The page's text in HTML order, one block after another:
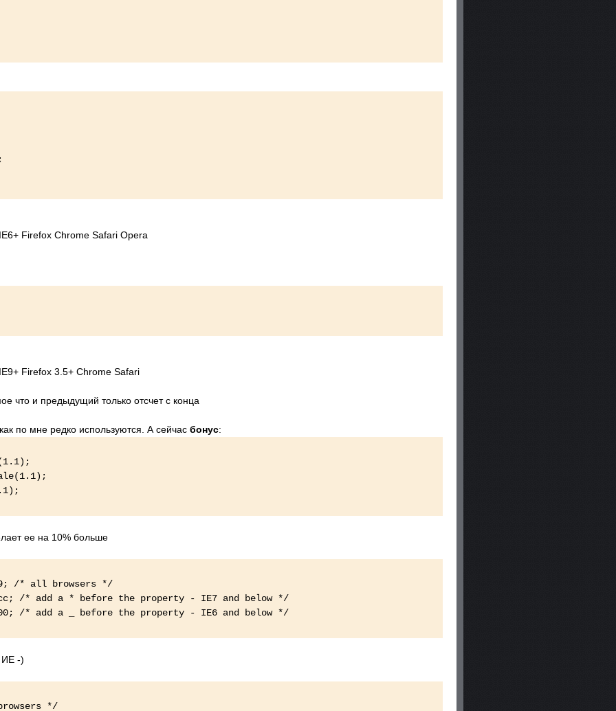
Firefox Chrome Safari Opera
Firefox 3.5+ Chrome Safari
что и предыдущий только отсчет с конца
по мне редко используются. А сейчас бонус:
ее на 10% больше
/* all browsers */
/* add a * before the property - IE7 and below */
/* add a _ before the property - IE6 and below */
ИЕ -)
*/